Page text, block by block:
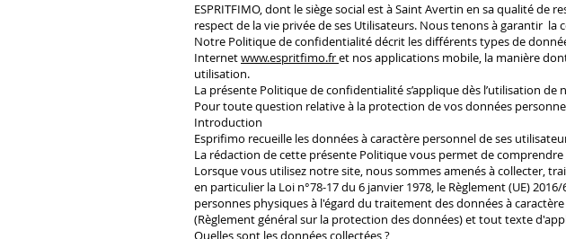
ESPRITFIMO, dont le siège social est à Saint Avertin en sa qualité
respect de la vie privée de ses Utilisateurs. Nous tenons à garantir
Notre Politique de confidentialité décrit les différents types de
Internetwww.espritfimo.fret nos applications mobile, la manière
utilisation.
La présente Politique de confidentialité s’applique dès l’utilisation de
Pour toute question relative à la protection de vos données
Introduction
Esprifimo recueille les données à caractère personnel de ses
La rédaction de cette présente Politique vous permet de
Lorsque vous utilisez notre site, nous sommes amenés à collecter,
en particulier la Loi n°78-17 du 6 janvier 1978, le Règlement (UE)
personnes physiques à l'égard du traitement des données à
(Règlement général sur la protection des données) et tout texte
Quelles sont les données collectées ?